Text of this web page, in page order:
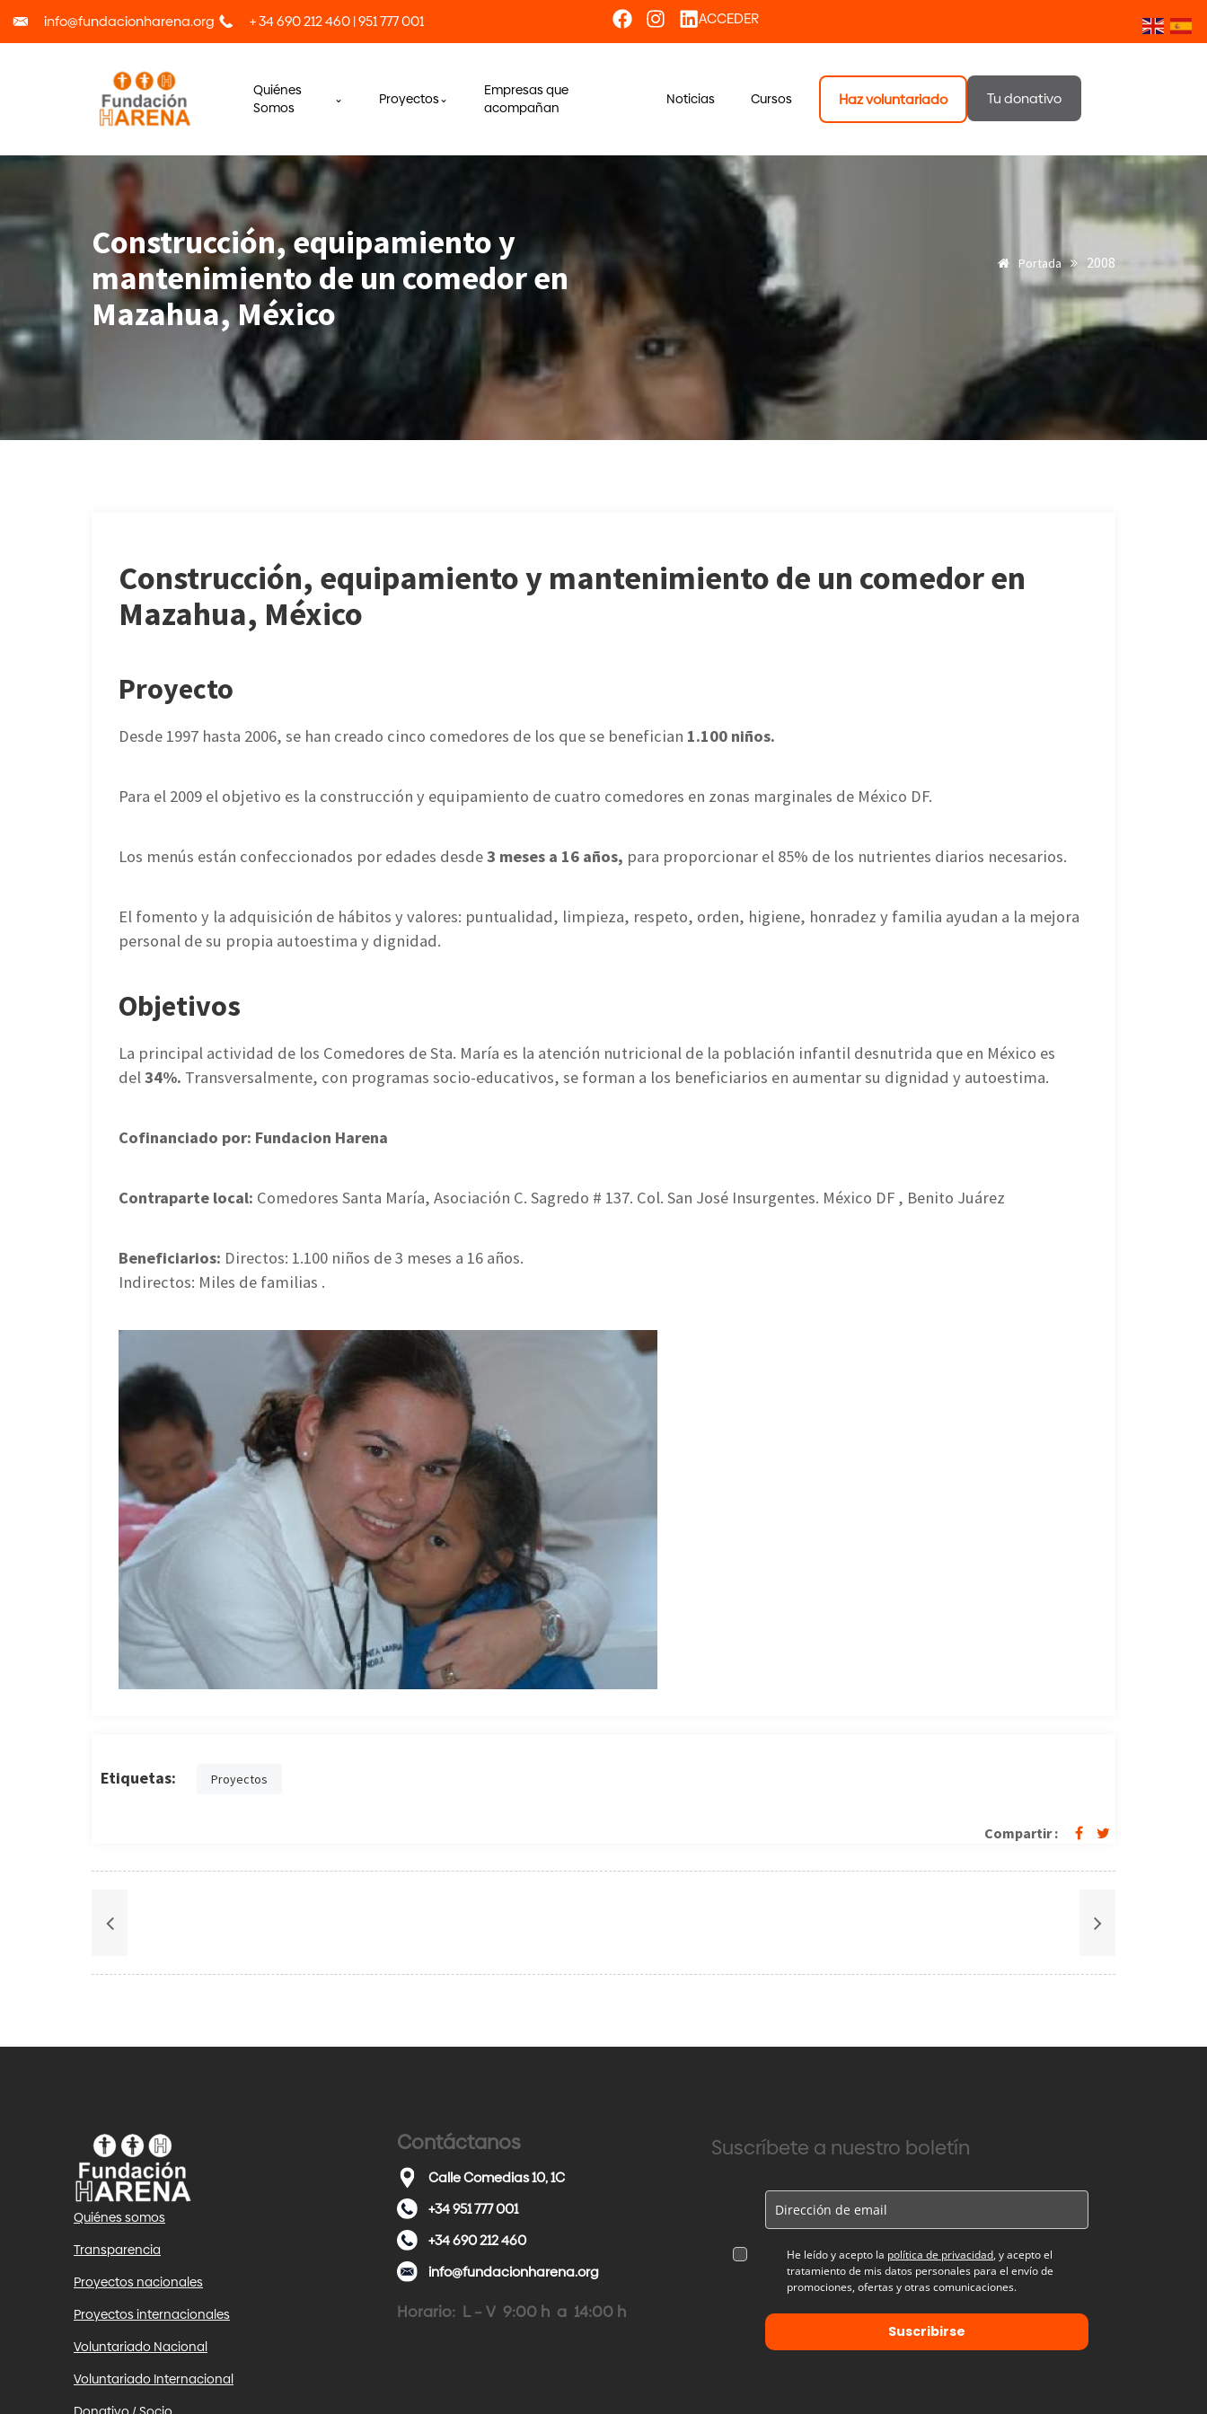
info@fundacionharena.org + 34 690 212 460 | 951 777 001 ACCEDER
Quiénes
Somos
Proyectos
Empresas que
acompañan
Noticias Cursos Haz voluntariado Tu donativo
Construcción, equipamiento y
mantenimiento de un comedor en
Mazahua, México
Portada 2008
Construcción, equipamiento y mantenimiento de un comedor en
Mazahua, México
Proyecto
Desde 1997 hasta 2006, se han creado cinco comedores de los que se benefician 1.100 niños.
Para el 2009 el objetivo es la construcción y equipamiento de cuatro comedores en zonas marginales de México DF.
Los menús están confeccionados por edades desde3 meses a 16 años, para proporcionar el 85% de los nutrientes diarios necesarios.
El fomento y la adquisición de hábitos y valores: puntualidad, limpieza, respeto, orden, higiene, honradez y familia ayudan a la mejora
personal de su propia autoestima y dignidad.
Objetivos
La principal actividad de los Comedores de Sta. María es la atención nutricional de la población infantil desnutrida que en México es
del34%. Transversalmente, con programas socio-educativos, se forman a los beneficiarios en aumentar su dignidad y autoestima.
Cofinanciado por: Fundacion Harena
Contraparte local: Comedores Santa María, Asociación C. Sagredo # 137. Col. San José Insurgentes. México DF , Benito Juárez
Beneficiarios: Directos: 1.100 niños de 3 meses a 16 años.
Indirectos: Miles de familias .
Etiquetas: Proyectos
Compartir :
Quiénes somos
Transparencia
Proyectos nacionales
Proyectos internacionales
Voluntariado Nacional
Voluntariado Internacional
Contáctanos
Calle Comedias 10, 1C
+34 951 777 001
+34 690 212 460
info@fundacionharena.org
Horario: L – V 9:00 h a 14:00 h
Suscríbete a nuestro boletín
He leído y acepto la política de privacidad, y acepto el
tratamiento de mis datos personales para el envío de
promociones, ofertas y otras comunicaciones.
Suscribirse